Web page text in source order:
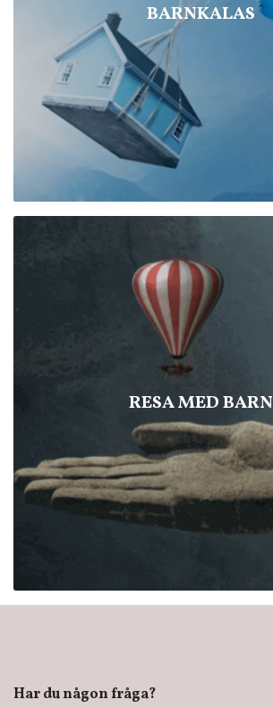
BARNKALAS
RESA MED BARN
Har du någon fråga?